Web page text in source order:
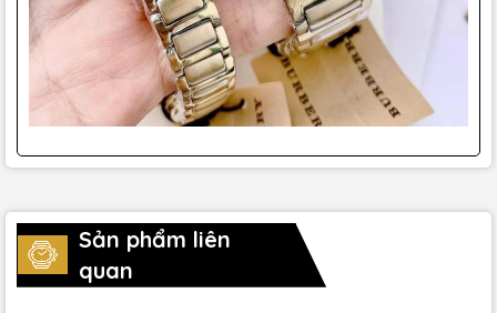
Sản phẩm liên
quan